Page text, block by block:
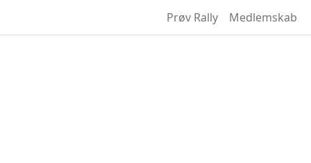
Prøv Rally Medlemskab